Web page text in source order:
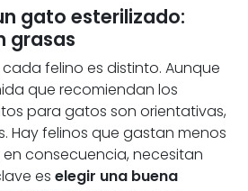
gato esterilizado:
grasas
felino es distinto. Aunque
que recomiendan los
para gatos son orientativas,
Hay felinos que gastan menos
consecuencia, necesitan
es elegir una buena